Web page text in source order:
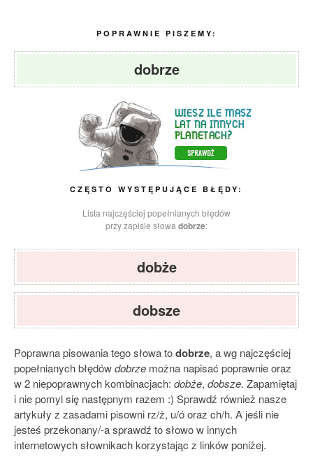
POPRAWNIE PISZEMY:
dobrze
CZĘSTO WYSTĘPUJĄCE BŁĘDY:
Lista najczęściej popełnianych błędów
przy zapisie słowa dobrze:
dobże
dobsze
Poprawna pisowania tego słowa todobrze, a wg najczęściej
popełnianych błędówdobrze można napisać poprawnie oraz
w 2 niepoprawnych kombinacjach: dobże, dobsze. Zapamiętaj
i nie pomyl się następnym razem :) Sprawdź również nasze
artykuły z zasadami pisowni rz/ż, u/ó oraz ch/h. A jeśli nie
jesteś przekonany/-a sprawdź to słowo w innych
internetowych słownikach korzystając z linków poniżej.